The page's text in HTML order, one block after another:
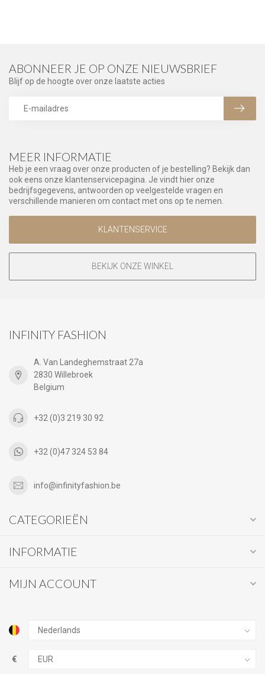
MEER INFORMATIE
Heb je een vraag over onze producten of je bestelling? Bekijk dan
ook eens onze klantenservicepagina. Je vindt hier onze
bedrijfsgegevens, antwoorden op veelgestelde vragen en
verschillende manieren om contact met ons op te nemen.
KLANTENSERVICE
BEKIJK ONZE WINKEL
ABONNEER JE OP ONZE NIEUWSBRIEF
Blijf op de hoogte over onze laatste acties
INFINITY FASHION
A. Van Landeghemstraat 27a
2830 Willebroek
Belgium
+32 (0)3 219 30 92
+32 (0)47 324 53 84
info@infinityfashion.be
CATEGORIEËN
INFORMATIE
MIJN ACCOUNT
€